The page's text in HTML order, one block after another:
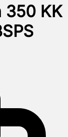
350 KK